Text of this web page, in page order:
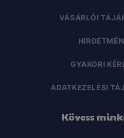
VÁSÁRLÓI
GYAKORI
ADATKEZELÉSI
Kövess